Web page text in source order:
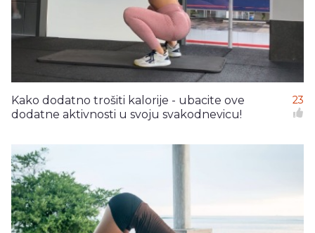
Kako dodatno trošiti kalorije - ubacite ove
dodatne aktivnosti u svoju svakodnevicu!
23